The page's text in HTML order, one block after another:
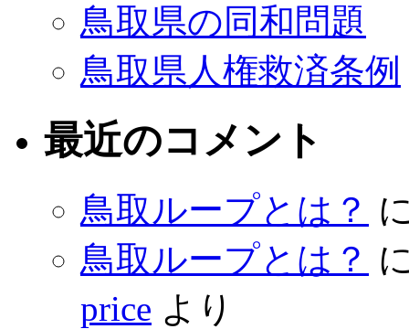
鳥取県の同和問題
鳥取県人権救済条例
最近のコメント
鳥取ループとは？
鳥取ループとは？
price より